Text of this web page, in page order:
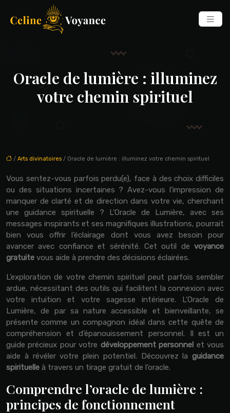
Oracle de lumière : illuminez
votre chemin spirituel
/ Arts divinatoires / Oracle de lumière : illuminez votre chemin spirituel
Vous sentez-vous parfois perdu(e), face à des choix difficiles
ou des situations incertaines ? Avez-vous l’impression de
manquer de clarté et de direction dans votre vie, cherchant
une guidance spirituelle ? L’Oracle de Lumière, avec ses
messages inspirants et ses magnifiques illustrations, pourrait
bien vous offrir l’éclairage dont vous avez besoin pour
avancer avec confiance et sérénité. Cet outil de voyance
gratuite vous aide à prendre des décisions éclairées.
L’exploration de votre chemin spirituel peut parfois sembler
ardue, nécessitant des outils qui facilitent la connexion avec
votre intuition et votre sagesse intérieure. L’Oracle de
Lumière, de par sa nature accessible et bienveillante, se
présente comme un compagnon idéal dans cette quête de
compréhension et d’épanouissement personnel. Il est un
guide précieux pour votre développement personnel et vous
aide à révéler votre plein potentiel. Découvrez la guidance
spirituelle à travers un tirage gratuit de l’oracle.
Comprendre l’oracle de lumière :
principes de fonctionnement